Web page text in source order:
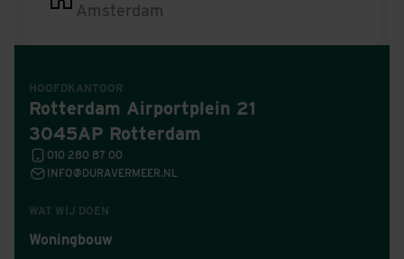
Amsterdam
WAT WIJ DOEN
Woningbouw
HOOFDKANTOOR
Rotterdam Airportplein 21
3045AP Rotterdam
010 280 87 00
INFO@DURAVERMEER.NL